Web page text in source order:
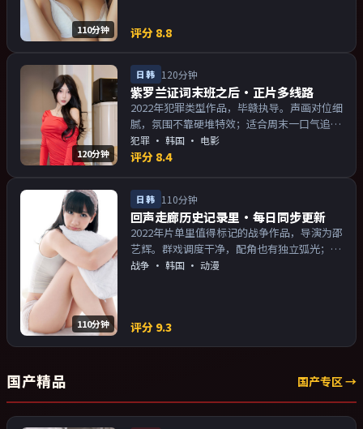
110分钟 评分 8.8
120分钟
日韩 120分钟
紫罗兰证词末班之后·正片多线路
2022年犯罪类型作品，毕赣执导。声画对位细
腻，氛围不靠硬堆特效；适合周末一口气追
完。主演以演技派为主，适合喜欢强叙事与人
物关系的观众加入片单。
犯罪 · 韩国 · 电影
评分 8.4
110分钟
日韩 110分钟
回声走廊历史记录里·每日同步更新
2022年片单里值得标记的战争作品，导演为邵
艺辉。群戏调度干净，配角也有独立弧光；配
乐与画面气质统一。主演以演技派为主，适合
战争 · 韩国 · 动漫
评分 9.3
国产精品 国产专区 →